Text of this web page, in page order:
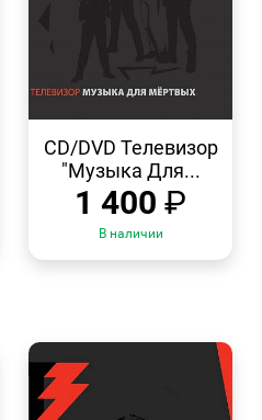
ПРОСМОТР
CD/DVD Телевизор
"Музыка Для...
1 400 ₽
В наличии